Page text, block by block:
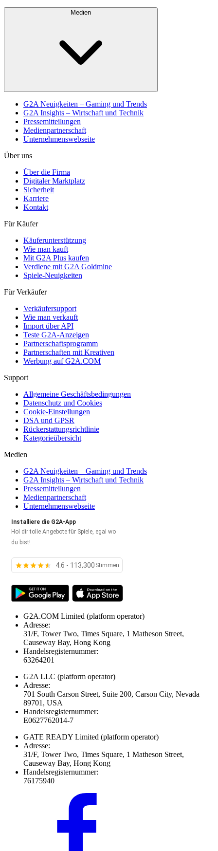
Medien
G2A Neuigkeiten – Gaming und Trends
G2A Insights – Wirtschaft und Technik
Pressemitteilungen
Medienpartnerschaft
Unternehmenswebseite
Über uns
Über die Firma
Digitaler Marktplatz
Sicherheit
Karriere
Kontakt
Für Käufer
Käuferunterstützung
Wie man kauft
Mit G2A Plus kaufen
Verdiene mit G2A Goldmine
Spiele-Neuigkeiten
Für Verkäufer
Verkäufersupport
Wie man verkauft
Import über API
Teste G2A-Anzeigen
Partnerschaftsprogramm
Partnerschaften mit Kreativen
Werbung auf G2A.COM
Support
Allgemeine Geschäftsbedingungen
Datenschutz und Cookies
Cookie-Einstellungen
DSA und GPSR
Rückerstattungsrichtlinie
Kategorieübersicht
Medien
G2A Neuigkeiten – Gaming und Trends
G2A Insights – Wirtschaft und Technik
Pressemitteilungen
Medienpartnerschaft
Unternehmenswebseite
Installiere die G2A-App
Hol dir tolle Angebote für Spiele, egal wo
du bist!
4.6 - 113,300 Stimmen
G2A.COM Limited (platform operator)
Adresse:
31/F, Tower Two, Times Square, 1 Matheson Street,
Causeway Bay, Hong Kong
Handelsregisternummer:
63264201
G2A LLC (platform operator)
Adresse:
701 South Carson Street, Suite 200, Carson City, Nevada
89701, USA
Handelsregisternummer:
E0627762014-7
GATE READY Limited (platform operator)
Adresse:
31/F, Tower Two, Times Square, 1 Matheson Street,
Causeway Bay, Hong Kong
Handelsregisternummer:
76175940